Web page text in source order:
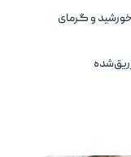
و گرمای